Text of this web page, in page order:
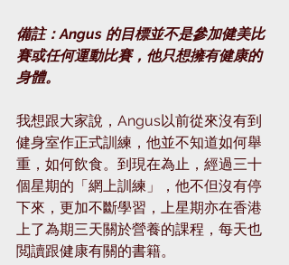
備註：Angus 的目標並不是參加健美比
賽或任何運動比賽，他只想擁有健康的
身體。
我想跟大家說，Angus以前從來沒有到
健身室作正式訓練，他並不知道如何舉
重，如何飲食。到現在為止，經過三十
個星期的「網上訓練」，他不但沒有停
下來，更加不斷學習，上星期亦在香港
上了為期三天關於營養的課程，每天也
閲讀跟健康有關的書籍。